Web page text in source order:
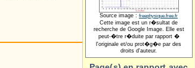
Source image : freephysique.free.fr
Cette image est un r�sultat de
recherche de Google Image. Elle est
peut-�tre r�duite par rapport �
l'originale et/ou prot�g�e par des
droits d'auteur.